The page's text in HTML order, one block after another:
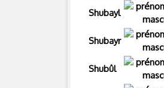
Shubayl
Shubayr
Shubûl